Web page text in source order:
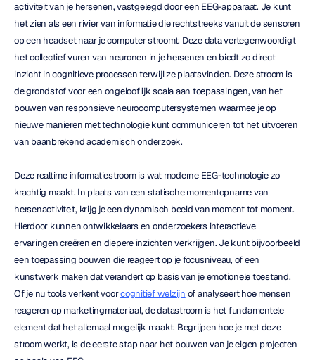
activiteit van je hersenen, vastgelegd door een EEG-apparaat. Je kunt
het zien als een rivier van informatie die rechtstreeks vanuit de sensoren
op een headset naar je computer stroomt. Deze data vertegenwoordigt
het collectief vuren van neuronen in je hersenen en biedt zo direct
inzicht in cognitieve processen terwijl ze plaatsvinden. Deze stroom is
de grondstof voor een ongelooflijk scala aan toepassingen, van het
bouwen van responsieve neurocomputersystemen waarmee je op
nieuwe manieren met technologie kunt communiceren tot het uitvoeren
van baanbrekend academisch onderzoek.
Deze realtime informatiestroom is wat moderne EEG-technologie zo
krachtig maakt. In plaats van een statische momentopname van
hersenactiviteit, krijg je een dynamisch beeld van moment tot moment.
Hierdoor kunnen ontwikkelaars en onderzoekers interactieve
ervaringen creëren en diepere inzichten verkrijgen. Je kunt bijvoorbeeld
een toepassing bouwen die reageert op je focusniveau, of een
kunstwerk maken dat verandert op basis van je emotionele toestand.
Of je nu tools verkent voor cognitief welzijn of analyseert hoe mensen
reageren op marketingmateriaal, de datastroom is het fundamentele
element dat het allemaal mogelijk maakt. Begrijpen hoe je met deze
stroom werkt, is de eerste stap naar het bouwen van je eigen projecten